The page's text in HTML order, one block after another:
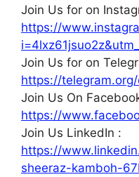
Join Us for on
https://
Join Us for on
https://
Join Us On
https://
Join Us LinkedIn :
https://
sheeraz-kamboh-